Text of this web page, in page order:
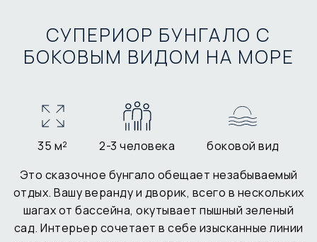
СУПЕРИОР БУНГАЛО С
БОКОВЫМ ВИДОМ НА МОРЕ
35 м² 2-3 человека
боковой вид
Это сказочное бунгало обещает незабываемый
отдых. Вашу веранду и дворик, всего в нескольких
шагах от бассейна, окутывает пышный зеленый
сад. Интерьер сочетает в себе изысканные линии